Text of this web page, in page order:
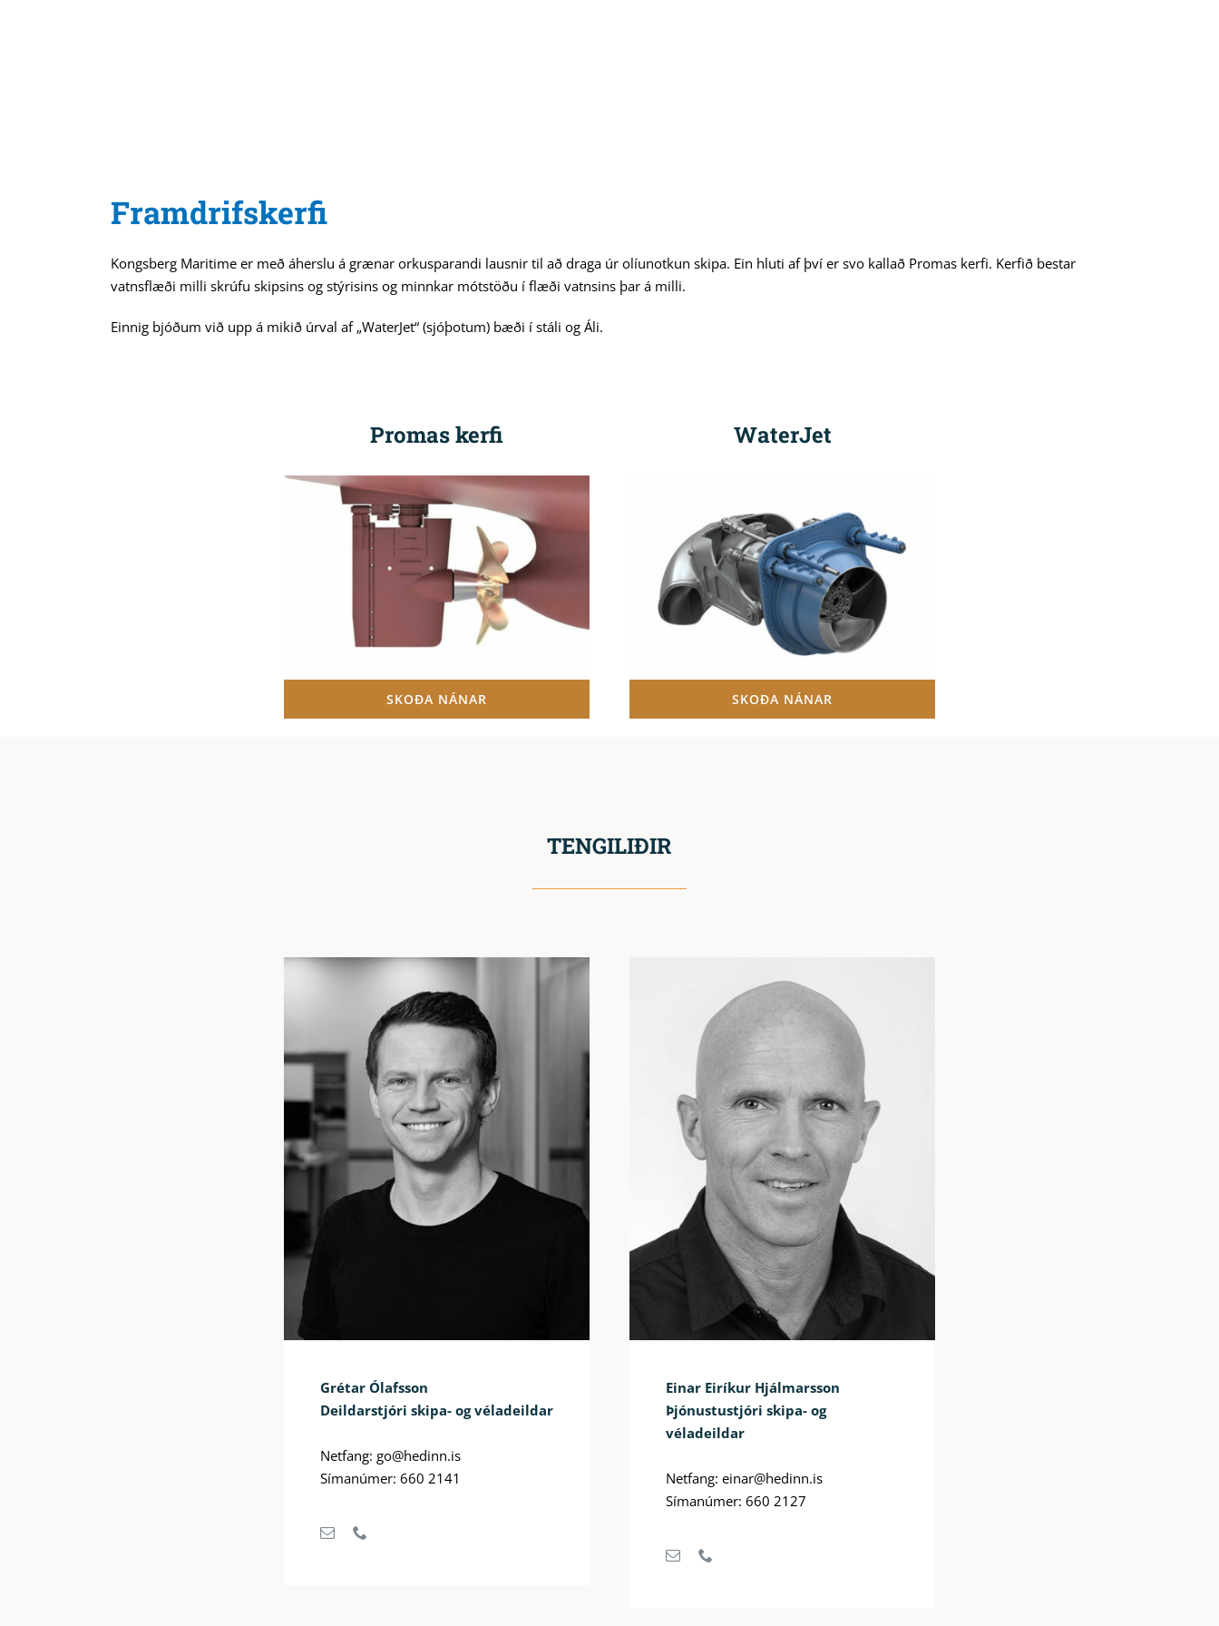
Framdrifskerfi
Kongsberg Maritime er með áherslu á grænar orkusparandi lausnir til að draga úr olíunotkun skipa. Ein hluti af því er svo kallað Promas kerfi. Kerfið bestar
vatnsflæði milli skrúfu skipsins og stýrisins og minnkar mótstöðu í flæði vatnsins þar á milli.
Einnig bjóðum við upp á mikið úrval af „WaterJet“ (sjóþotum) bæði í stáli og Áli.
Promas kerfi
SKOÐA NÁNAR
WaterJet
SKOÐA NÁNAR
TENGILIÐIR
Grétar Ólafsson
Deildarstjóri skipa- og véladeildar
Netfang: go@hedinn.is
Símanúmer: 660 2141
Einar Eiríkur Hjálmarsson
Þjónustustjóri skipa- og
véladeildar
Netfang: einar@hedinn.is
Símanúmer: 660 2127